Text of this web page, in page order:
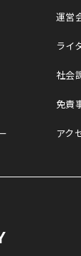
運営
ライ
社会
免責
アク